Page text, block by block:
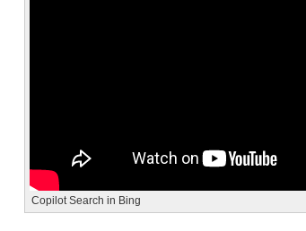
Copilot Search in Bing